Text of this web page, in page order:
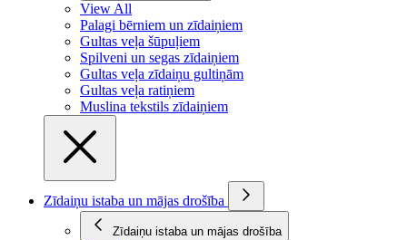
View All
Palagi bērniem un zīdaiņiem
Gultas veļa šūpuļiem
Spilveni un segas zīdaiņiem
Gultas veļa zīdaiņu gultiņām
Gultas veļa ratiņiem
Muslina tekstils zīdaiņiem
Zīdaiņu istaba un mājas drošība
Zīdaiņu istaba un mājas drošība